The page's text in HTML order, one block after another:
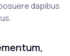
dapibus